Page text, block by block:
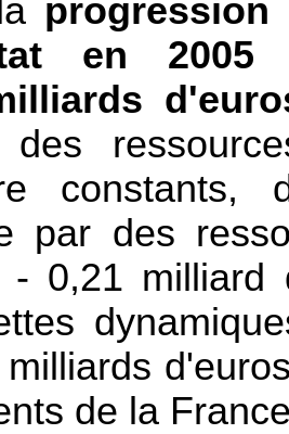
progression
en 2005
des
constants,
par des
- 0,21 milliard
de la